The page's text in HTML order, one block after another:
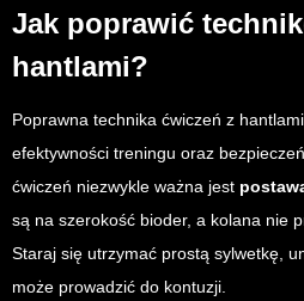
Jak poprawić
hantlami?
Poprawna technika ćwiczeń z
efektywności treningu oraz
ćwiczeń niezwykle ważna jest
są na szerokość bioder, a kolana nie
Staraj się utrzymać prostą sylwetkę,
może prowadzić do kontuzji.